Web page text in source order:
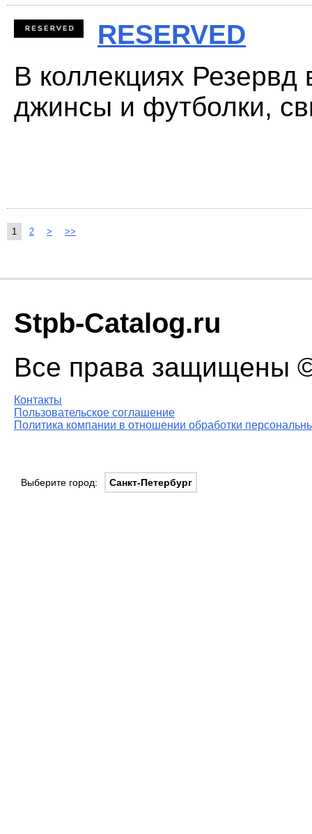
RESERVED
В коллекциях Резервд
джинсы и футболки,
1 2 > >>
Stpb-Catalog.ru
Все права защищены
Контакты
Пользовательское соглашение
Политика компании в отношении обработки
Выберите город: Санкт-Петербург